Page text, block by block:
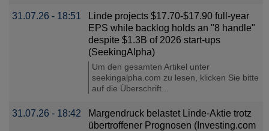
31.07.26 - 18:51
Linde projects $17.70-$17.90 full-year
EPS while backlog holds an "8 handle"
despite $1.3B of 2026 start-ups
(SeekingAlpha)
Um den gesamten Artikel unter
seekingalpha.com zu lesen, klicken Sie bitte
auf die Überschrift...
31.07.26 - 18:42
Margendruck belastet Linde-Aktie trotz
übertroffener Prognosen (Investing.com